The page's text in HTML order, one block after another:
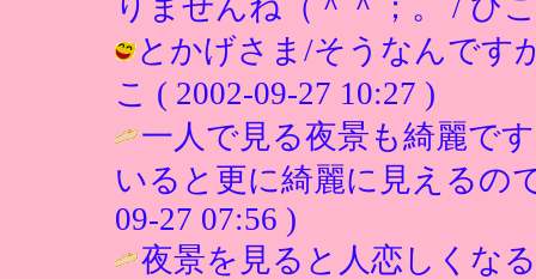
とかげさま/そうなんです
こ ( 2002-09-27 10:27 )
一人で見る夜景も綺麗で
いると更に綺麗に見えるの
09-27 07:56 )
夜景を見ると人恋しくな